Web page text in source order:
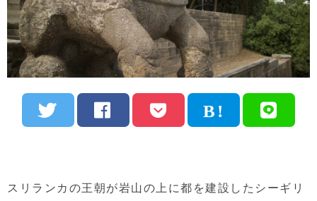
スリランカの王朝が岩山の上に都を建設したシーギリ